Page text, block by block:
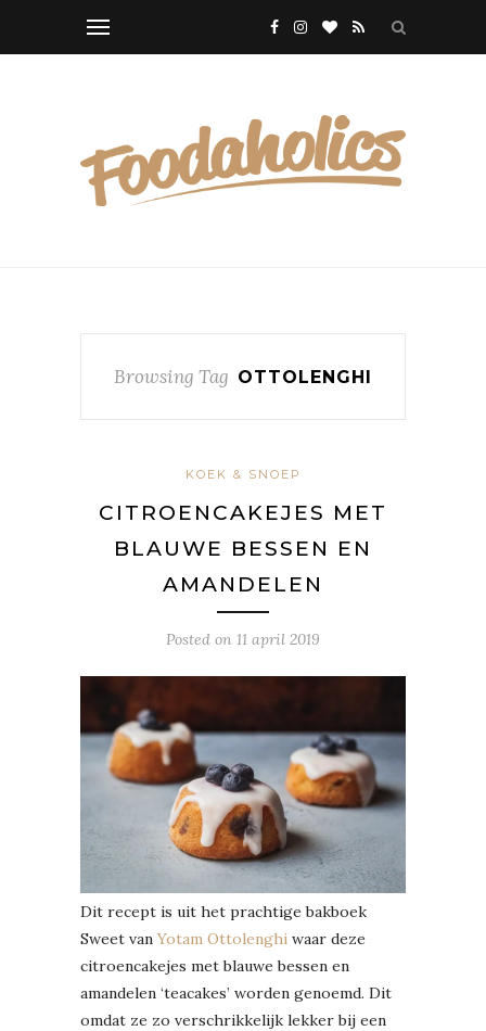
Browsing Tag OTTOLENGHI
KOEK & SNOEP
CITROENCAKEJES MET
BLAUWE BESSEN EN
AMANDELEN
Posted on 11 april 2019
Dit recept is uit het prachtige bakboek
Sweet vanYotam Ottolenghi waar deze
citroencakejes met blauwe bessen en
amandelen ‘teacakes’ worden genoemd. Dit
omdat ze zo verschrikkelijk lekker bij een